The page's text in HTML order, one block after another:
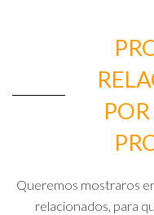
Queremos mostraros
relacionados, para